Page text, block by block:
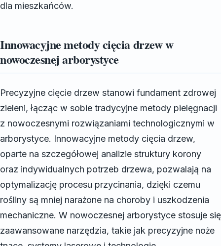
dla mieszkańców.
Innowacyjne metody cięcia drzew w
nowoczesnej arborystyce
Precyzyjne cięcie drzew stanowi fundament zdrowej
zieleni, łącząc w sobie tradycyjne metody pielęgnacji
z nowoczesnymi rozwiązaniami technologicznymi w
arborystyce. Innowacyjne metody cięcia drzew,
oparte na szczegółowej analizie struktury korony
oraz indywidualnych potrzeb drzewa, pozwalają na
optymalizację procesu przycinania, dzięki czemu
rośliny są mniej narażone na choroby i uszkodzenia
mechaniczne. W nowoczesnej arborystyce stosuje się
zaawansowane narzędzia, takie jak precyzyjne noże